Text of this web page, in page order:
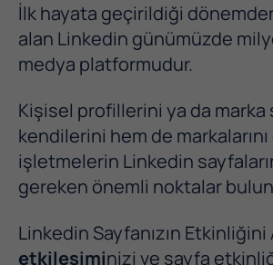
İlk hayata geçirildiği
alan Linkedin günümüzde
medya platformudur.
Kişisel profillerini ya da marka
kendilerini hem de
işletmelerin Linkedin
gereken önemli noktalar
Linkedin Sayfanızın Etkinliğini
etkileşiminizi ve sayfa